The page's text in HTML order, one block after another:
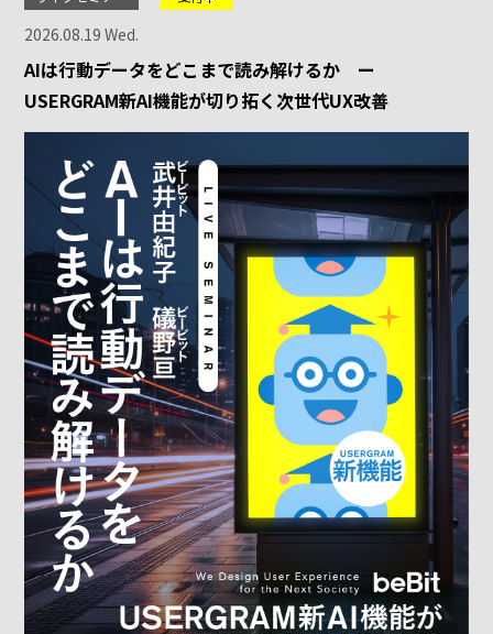
2026.08.19 Wed.
AIは行動データをどこまで読み解けるか ー
USERGRAM新AI機能が切り拓く次世代UX改善